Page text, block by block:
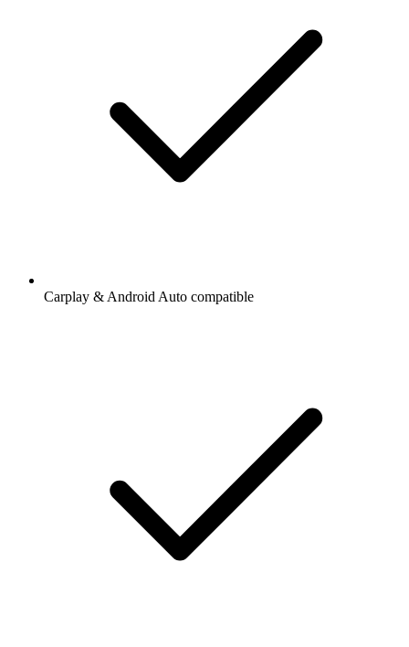
Carplay & Android Auto compatible